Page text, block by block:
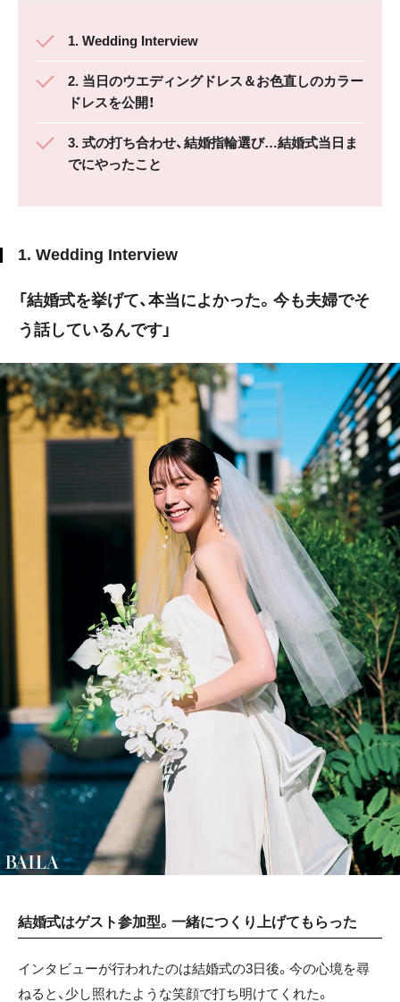
1. Wedding Interview
2. 当日のウエディングドレス＆お色直しのカラー
ドレスを公開！
3. 式の打ち合わせ、結婚指輪選び…結婚式当日ま
でにやったこと
1. Wedding Interview
「結婚式を挙げて、本当によかった。今も夫婦でそ
う話しているんです」
結婚式はゲスト参加型。一緒につくり上げてもらった
インタビューが行われたのは結婚式の3日後。今の心境を尋
ねると、少し照れたような笑顔で打ち明けてくれた。